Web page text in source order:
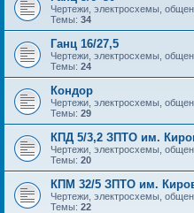
Чертежи, электросхемы,
Темы: 34
Ганц 16/27,5
Чертежи, электросхемы,
Темы: 24
Кондор
Чертежи, электросхемы,
Темы: 29
КПД 5/3,2 ЗПТО им.
Чертежи, электросхемы,
Темы: 20
КПМ 32/5 ЗПТО им.
Чертежи, электросхемы,
Темы: 22